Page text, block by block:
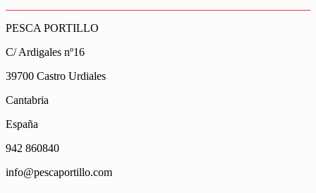
PESCA PORTILLO
C/ Ardigales nº16
39700 Castro Urdiales
Cantabria
España
942 860840
info@pescaportillo.com